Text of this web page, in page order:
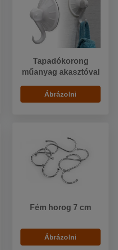
Tapadókorong
műanyag akasztóval
Ábrázolni
Fém horog 7 cm
Ábrázolni